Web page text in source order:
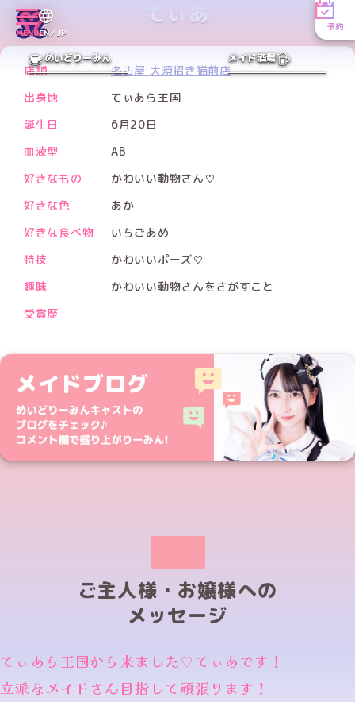
MENUEN／JP
予約
めいどりーみん メイド酒場
てぃあ
PREV NEXT
Xアカウント
店舗
名古屋 大須招き猫前店
出身地
てぃあら王国
誕生日
6月20日
血液型
AB
好きなもの
かわいい動物さん♡
好きな色
あか
好きな食べ物
いちごあめ
特技
かわいいポーズ♡
趣味
かわいい動物さんをさがすこと
受賞歴
ご主人様・お嬢様への
メッセージ
てぃあら王国から来ました♡てぃあです！
立派なメイドさん目指して頑張ります！